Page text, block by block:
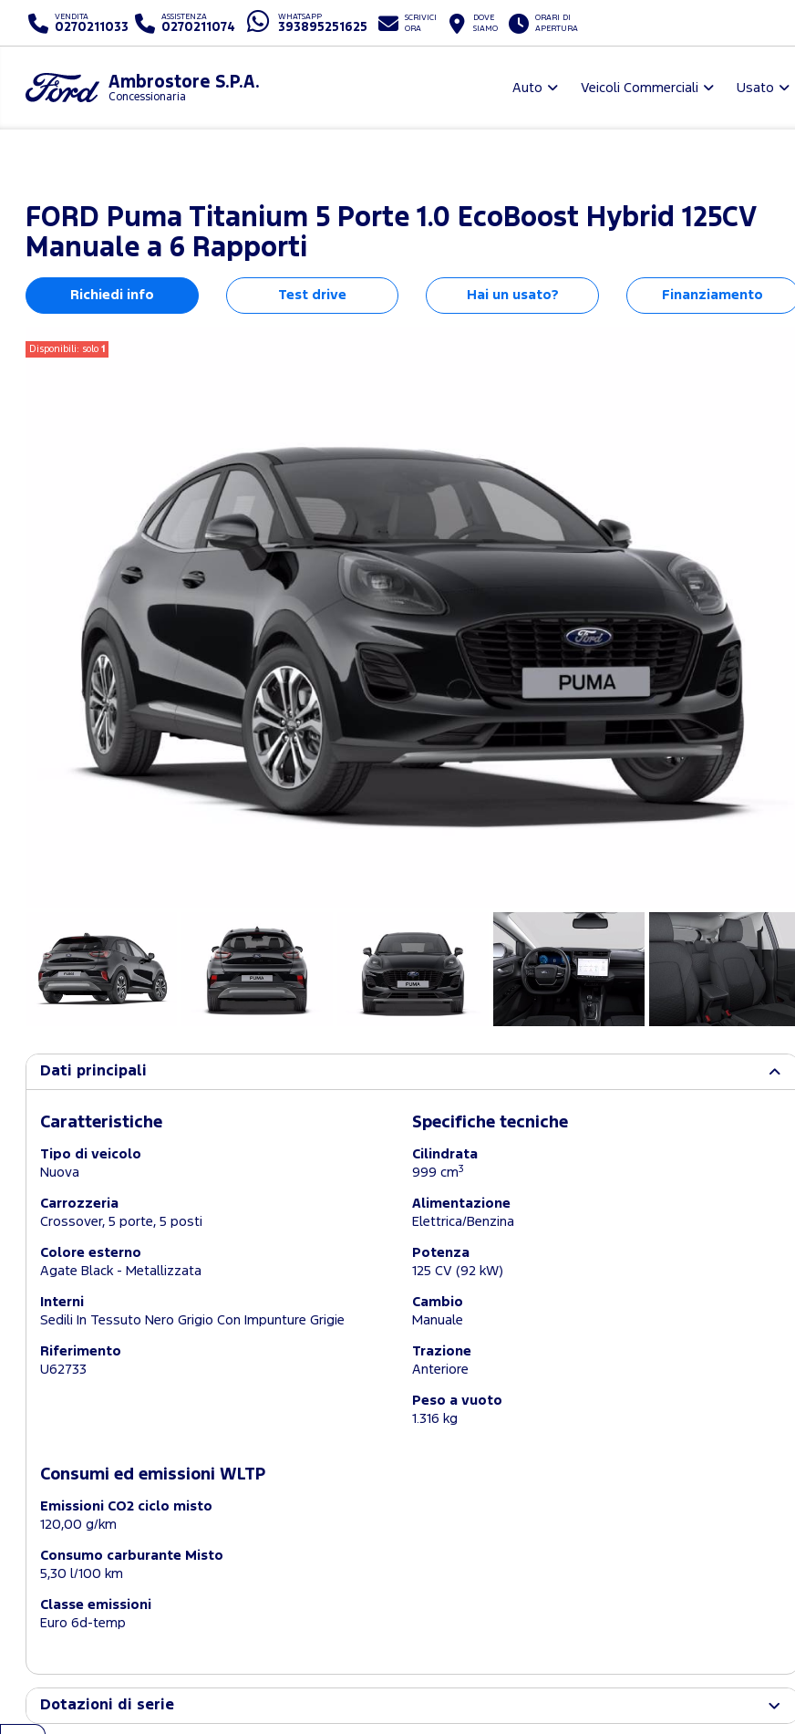
VENDITA
0270211033
ASSISTENZA
0270211074
WHATSAPP
393895251625
SCRIVICI
ORA
DOVE
SIAMO
ORARI DI
APERTURA
Ambrostore S.P.A.
Concessionaria
Auto Veicoli Commerciali Usato
FORD Puma Titanium 5 Porte 1.0 EcoBoost Hybrid 125CV
Manuale a 6 Rapporti
Richiedi info Test drive Hai un usato? Finanziamento
Disponibili: solo1
Dati principali
Caratteristiche
Tipo di veicolo
Nuova
Carrozzeria
Crossover, 5 porte, 5 posti
Colore esterno
Agate Black - Metallizzata
Interni
Sedili In Tessuto Nero Grigio Con Impunture Grigie
Riferimento
U62733
Specifiche tecniche
Cilindrata
999 cm3
Alimentazione
Elettrica/Benzina
Potenza
125 CV (92 kW)
Cambio
Manuale
Trazione
Anteriore
Peso a vuoto
1.316 kg
Consumi ed emissioni WLTP
Emissioni CO2 ciclo misto
120,00 g/km
Consumo carburante Misto
5,30 l/100 km
Classe emissioni
Euro 6d-temp
Dotazioni di serie